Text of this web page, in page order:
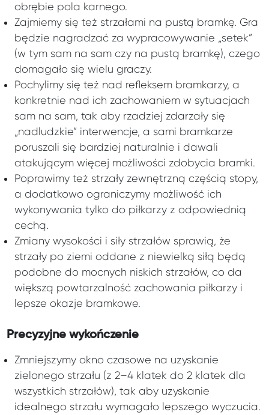
obrębie pola karnego.
Zajmiemy się też strzałami na pustą bramkę. Gra
będzie nagradzać za wypracowywanie „setek”
(w tym sam na sam czy na pustą bramkę), czego
domagało się wielu graczy.
Pochylimy się też nad refleksem bramkarzy, a
konkretnie nad ich zachowaniem w sytuacjach
sam na sam, tak aby rzadziej zdarzały się
„nadludzkie” interwencje, a sami bramkarze
poruszali się bardziej naturalnie i dawali
atakującym więcej możliwości zdobycia bramki.
Poprawimy też strzały zewnętrzną częścią stopy,
a dodatkowo ograniczymy możliwość ich
wykonywania tylko do piłkarzy z odpowiednią
cechą.
Zmiany wysokości i siły strzałów sprawią, że
strzały po ziemi oddane z niewielką siłą będą
podobne do mocnych niskich strzałów, co da
większą powtarzalność zachowania piłkarzy i
lepsze okazje bramkowe.
Precyzyjne wykończenie
Zmniejszymy okno czasowe na uzyskanie
zielonego strzału (z 2–4 klatek do 2 klatek dla
wszystkich strzałów), tak aby uzyskanie
idealnego strzału wymagało lepszego wyczucia.